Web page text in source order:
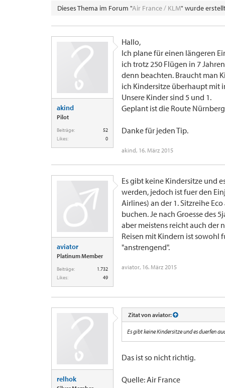
Dieses Thema im Forum "Air France / KLM" wurde
akind
Pilot
Beiträge:
52
Likes:
0
Hallo,
Ich plane für einen längeren
ich trotz 250 Flügen in 7
denn beachten. Braucht man
ich Kindersitze überhaupt mit
Unsere Kinder sind 5 und 1.
Geplant ist die Route
Danke für jeden Tip.
akind, 16. März 2015
aviator
Platinum Member
Beiträge:
1.732
Likes:
49
Es gibt keine Kindersitze und
werden, jedoch ist fuer den
Airlines) an der 1. Sitzreihe
buchen. Je nach Groesse des
aber meistens reicht auch der
Reisen mit Kindern ist sowohl
"anstrengend".
aviator, 16. März 2015
relhok
Zitat von aviator:
Es gibt keine Kindersitze und es duerfen
Das ist so nicht richtig.
Quelle: Air France